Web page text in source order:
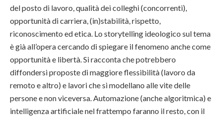
del posto di lavoro, qualità dei colleghi (concorrenti),
opportunità di carriera, (in)stabilità, rispetto,
riconoscimento ed etica. Lo storytelling ideologico sul tema
è già all’opera cercando di spiegare il fenomeno anche come
opportunità e libertà. Si racconta che potrebbero
diffondersi proposte di maggiore flessibilità (lavoro da
remoto e altro) e lavori che si modellano alle vite delle
persone e non viceversa. Automazione (anche algoritmica) e
intelligenza artificiale nel frattempo faranno il resto, con il